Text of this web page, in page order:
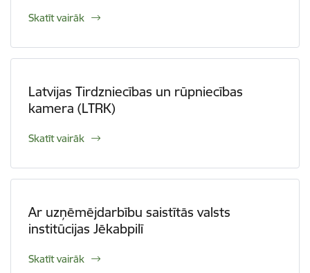
Skatīt vairāk
Latvijas Tirdzniecības un rūpniecības
kamera (LTRK)
Skatīt vairāk
Ar uzņēmējdarbību saistītās valsts
institūcijas Jēkabpilī
Skatīt vairāk